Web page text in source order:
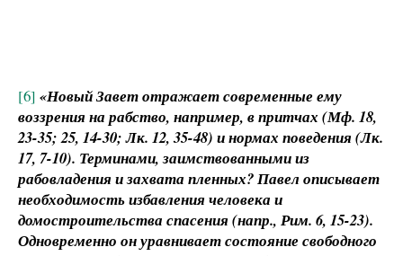
[6] «Новый Завет отражает современные ему
воззрения на рабство, например, в притчах (Мф. 18,
23-35; 25, 14-30; Лк. 12, 35-48) и нормах поведения (Лк.
17, 7-10). Терминами, заимствованными из
рабовладения и захвата пленных? Павел описывает
необходимость избавления человека и
домостроительства спасения (напр., Рим. 6, 15-23).
Одновременно он уравнивает состояние свободного